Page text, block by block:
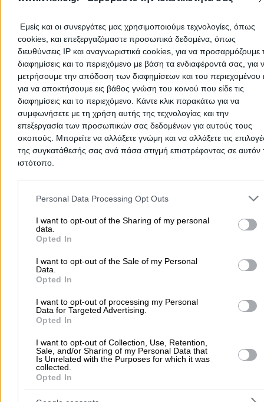
Εμείς και οι συνεργάτες μας χρησιμοποιούμε τεχνολογίες, όπως
cookies, και επεξεργαζόμαστε προσωπικά δεδομένα, όπως
διευθύνσεις IP και αναγνωριστικά cookies, για να προσαρμόζουμε
διαφημίσεις και το περιεχόμενο με βάση τα ενδιαφέροντά σας, για
μετρήσουμε την απόδοση των διαφημίσεων και του περιεχομένου
για να αποκτήσουμε εις βάθος γνώση του κοινού που είδε τις
διαφημίσεις και το περιεχόμενο. Κάντε κλικ παρακάτω για να
συμφωνήσετε με τη χρήση αυτής της τεχνολογίας και την
επεξεργασία των προσωπικών σας δεδομένων για αυτούς τους
σκοπούς. Μπορείτε να αλλάξετε γνώμη και να αλλάξετε τις
της συγκατάθεσής σας ανά πάσα στιγμή επιστρέφοντας σε αυτόν
ιστότοπο.
Please note that this website/app uses one or more Google
and may gather and store information including but not limited to
to Google and its third-party tags to use your data for below
purposes in below Google consent section.
Personal Data Processing Opt Outs
I want to opt-out of the Sharing of my personal
data.
Opted In
I want to opt-out of the Sale of my Personal
Data.
Opted In
I want to opt-out of processing my Personal
Data for Targeted Advertising.
Opted In
I want to opt-out of Collection, Use, Retention,
Sale, and/or Sharing of my Personal Data that
Is Unrelated with the Purposes for which it was
collected.
Opted In
> Νομός ΗΡΑΚΛΕΙΟΥ > Τυμπάκι > Οικιακές Συσκευές -
Οικιακά Είδη & Σκεύη
Δημοφιλείς Αναζητήσεις
Ψυχολόγοι Παιδικοί Σταθμοί Οδοντίατροι
Συνεργεία Αυτοκινήτων
Υδραυλικοί - Υδραυλικές Εγκαταστάσεις
περισσότερα >>
Τοπική Αναζήτηση